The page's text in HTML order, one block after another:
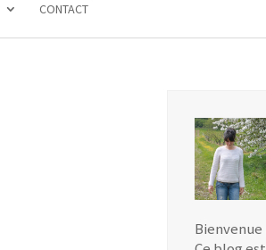
CONTACT
Bienvenue